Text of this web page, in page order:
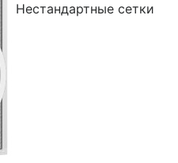
Нестандартные сетки